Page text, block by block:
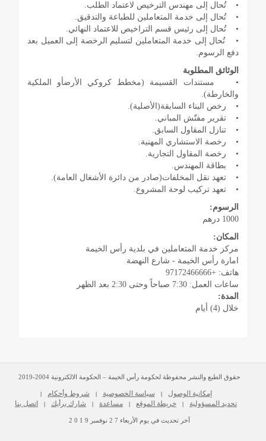
• تُحال إلى مهندس الترخيص لاعتماد الطلب.
• تُحال إلى خدمة المتعاملين للطباعة والتدقيق.
• تُحال إلى رئيس قسم التراخيص للاعتماد النهائي.
• تُحال إلى خدمة المتعاملين لتسليم الرخصة إلى العميل بعد
دفع الرسوم.
الوثائق المطلوبة
• مستندات القسيمة (مخطط كروكي الأرضأو الملكية
والخارطة).
• رخص البناء السابقة(الأصلية).
• تقرير مفتّش المباني.
• تنازل المقاول السابق.
• رخصة الاستشاري المهنية.
• رخصة المقاول التجارية.
• بطاقة المهندس.
• تعهد نقل المخلفات(صادر من دائرة الأشغال العامة).
• تعهد تركيب لوحة المشروع.
الرسوم:
1000 درهم
المكان:
مركز خدمة المتعاملين في بلدية رأس الخيمة
امارة رأس الخيمة - شارع النهضة
هاتف: +97172466666
ساعات العمل: 7:30 صباحاً وحتى 2:30 بعد الظهر
المدة:
خلال (4) أيام
حقوق الطبع والنشر محفوظة لحكومة رأس الخيمة – الحكومة الالكترونية 2004-2019
إمكانية الوصول | سياسة الخصوصية | شروط وأحكام |
تحديد المسؤولية | خريطة الموقع | مساعدة | شارك برأيك | اتصل بنا
2 0 1 9 نوفمبر 2 7 الأربعاء آخر تحديث في يوم